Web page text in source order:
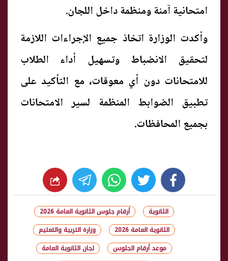
امتحانية آمنة ومنظمة داخل اللجان.
وأكدت الوزارة اتخاذ جميع الإجراءات اللازمة
لتحقيق الانضباط وتسهيل أداء الطلاب
للامتحانات دون أي معوقات، مع التأكيد على
تطبيق الضوابط المنظمة لسير الامتحانات
بجميع المحافظات.
facebook
twitter
whats
الثانوية
أرقام جلوس الثانوية العامة 2026
الثانوية العامة 2026
وزارة التربية والتعليم
موعد أرقام الجلوس
لجان الثانوية العامة